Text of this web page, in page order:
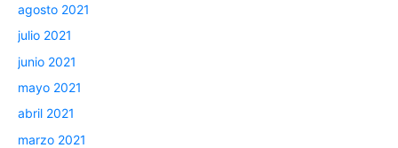
agosto 2021
julio 2021
junio 2021
mayo 2021
abril 2021
marzo 2021